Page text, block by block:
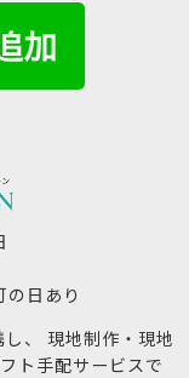
日あり
、 現地制作・現地
ト手配サービスで